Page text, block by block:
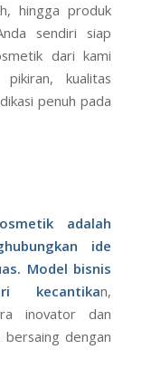
hingga produk
sendiri siap
dari kami
kualitas
penuh pada
adalah
ide
Model bisnis
kecantikan,
inovator dan
dengan